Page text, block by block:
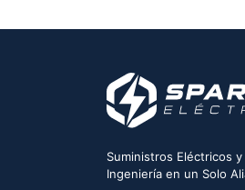
Suministros Eléctricos
Ingeniería en un Solo